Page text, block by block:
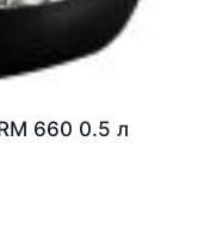
660 0.5 л